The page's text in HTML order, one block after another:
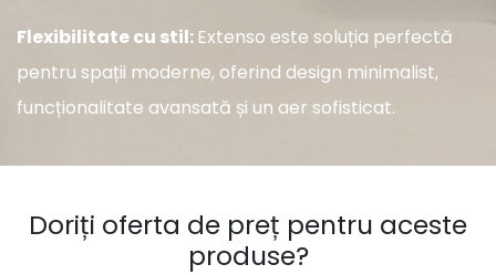
Flexibilitate cu stil:Extenso este soluția perfectă
pentru spații moderne, oferind design minimalist,
funcționalitate avansată și un aer sofisticat.
Doriți oferta de preț pentru aceste
produse?